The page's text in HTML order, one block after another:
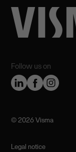
Follow us on
©️ 2026 Visma
Legal notice